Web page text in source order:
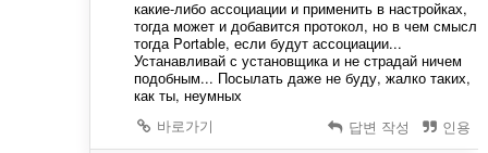
какие-либо ассоциации и применить в настройках,
тогда может и добавится протокол, но в чем смысл
тогда Portable, если будут ассоциации...
Устанавливай с установщика и не страдай ничем
подобным... Посылать даже не буду, жалко таких,
как ты, неумных
바로가기
답변 작성 인용